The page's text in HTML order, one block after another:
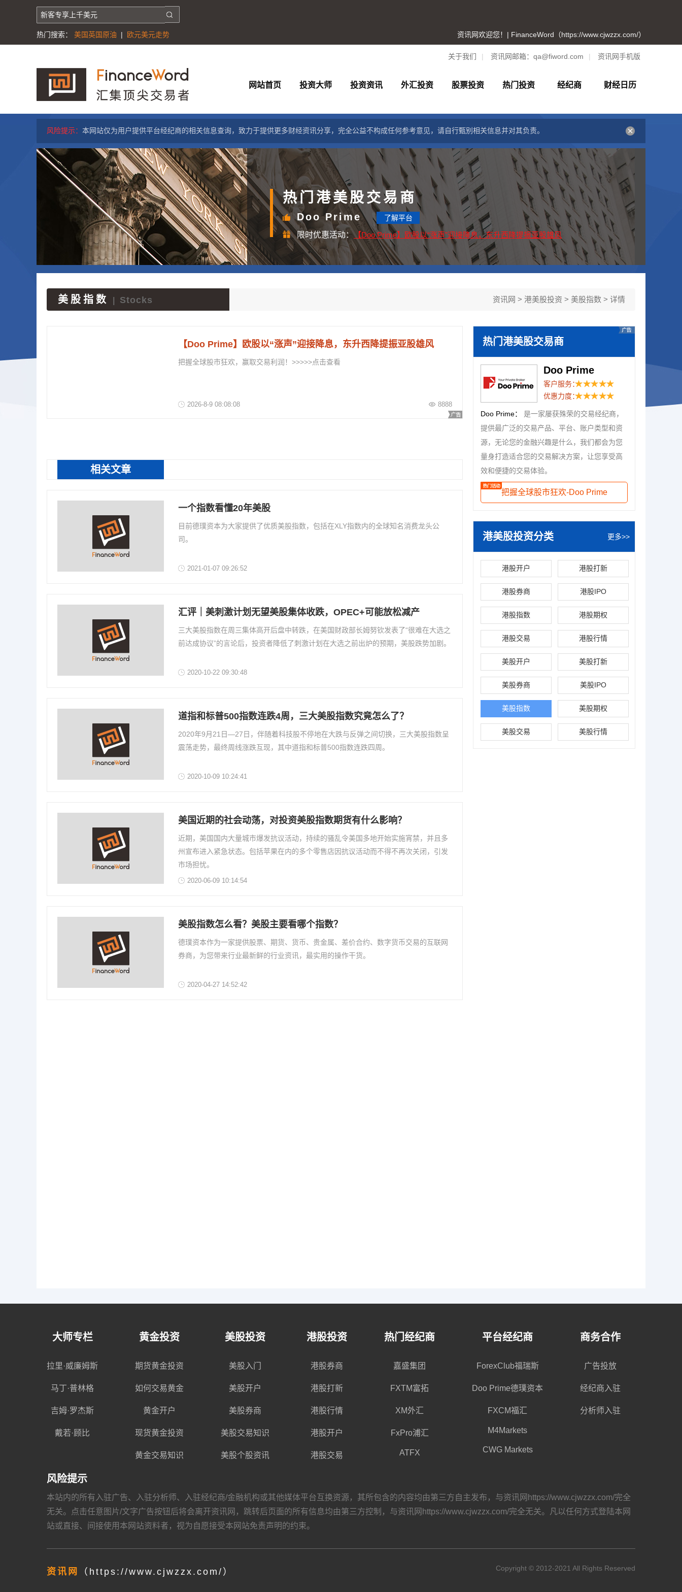
热门搜索： 美国英国原油 | 欧元美元走势 资讯网欢迎您！| FinanceWord（https://www.cjwzzx.com/）
关于我们 | 资讯网邮箱： qa@fiword.com | 资讯网手机版
网站首页 投资大师 投资资讯 外汇投资 股票投资 热门投资 经纪商 财经日历
风险提示： 本网站仅为用户提供平台经纪商的相关信息查询，致力于提供更多财经资讯分享，完全公益不构成任何参考意见，请自行甄别相关信息并对其负责。
热门港美股交易商
Doo Prime 了解平台
限时优惠活动：【Doo Prime】欧股以“涨声”迎接降息，东升西降提振亚股雄风
美股指数 Stocks 资讯网 > 港美股投资 > 美股指数 > 详情
【Doo Prime】欧股以“涨声”迎接降息，东升西降提振亚股雄风
把握全球股市狂欢，赢取交易利润！>>>>>点击查看
2026-8-9 08:08:08 8888
相关文章
一个指数看懂20年美股
目前德璞资本为大家提供了优质美股指数，包括在XLY指数内的全球知名消费龙头公
司。
2021-01-07 09:26:52
汇评｜美刺激计划无望美股集体收跌，OPEC+可能放松减产
三大美股指数在周三集体高开后盘中转跌，在美国财政部长姆努钦发表了“很难在大选之
前达成协议”的言论后，投资者降低了刺激计划在大选之前出炉的预期，美股跌势加剧。
2020-10-22 09:30:48
道指和标普500指数连跌4周，三大美股指数究竟怎么了？
2020年9月21日—27日，伴随着科技股不停地在大跌与反弹之间切换，三大美股指数呈
震荡走势，最终周线涨跌互现，其中道指和标普500指数连跌四周。
2020-10-09 10:24:41
美国近期的社会动荡，对投资美股指数期货有什么影响？
近期，美国国内大量城市爆发抗议活动，持续的骚乱令美国多地开始实施宵禁，并且多
州宣布进入紧急状态。包括苹果在内的多个零售店因抗议活动而不得不再次关闭，引发
市场担忧。
2020-06-09 10:14:54
美股指数怎么看？美股主要看哪个指数？
德璞资本作为一家提供股票、期货、货币、贵金属、差价合约、数字货币交易的互联网
券商，为您带来行业最新鲜的行业资讯，最实用的操作干货。
2020-04-27 14:52:42
热门港美股交易商
Doo Prime
客户服务：
优惠力度：
Doo Prime：
是一家屡获殊荣的交易经纪商，
提供最广泛的交易产品、平台、账户类型和资
源，无论您的金融兴趣是什么，我们都会为您
量身打造适合您的交易解决方案，让您享受高
效和便捷的交易体验。
把握全球股市狂欢-Doo Prime
港美股投资分类 更多>>
港股开户 港股打新
港股券商 港股IPO
港股指数 港股期权
港股交易 港股行情
美股开户 美股打新
美股券商 美股IPO
美股指数 美股期权
美股交易 美股行情
大师专栏
拉里·威廉姆斯
马丁·普林格
吉姆·罗杰斯
戴若·顾比
黄金投资
期货黄金投资
如何交易黄金
黄金开户
现货黄金投资
黄金交易知识
美股投资
美股入门
美股开户
美股券商
美股交易知识
美股个股资讯
港股投资
港股券商
港股打新
港股行情
港股开户
港股交易
热门经纪商
嘉盛集团
FXTM富拓
XM外汇
FxPro浦汇
ATFX
平台经纪商
ForexClub福瑞斯
Doo Prime德璞资本
FXCM福汇
M4Markets
CWG Markets
商务合作
广告投放
经纪商入驻
分析师入驻
风险提示
本站内的所有入驻广告、入驻分析师、入驻经纪商/金融机构或其他媒体平台互换资源，其所包含的内容均由第三方自主发布，与资讯网https://www.cjwzzx.com/完全
无关。点击任意图片/文字广告按钮后将会离开资讯网，跳转后页面的所有信息均由第三方控制，与资讯网https://www.cjwzzx.com/完全无关。凡以任何方式登陆本网
站或直接、间接使用本网站资料者，视为自愿接受本网站免责声明的约束。
资讯网 （https://www.cjwzzx.com/） Copyright © 2012-2021 All Rights Reserved